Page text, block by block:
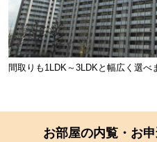
間取りも1LDK～3LDKと幅広く選べ
お部屋の内覧・お